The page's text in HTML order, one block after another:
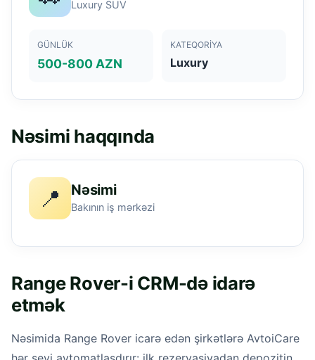
Luxury SUV
GÜNLÜK
500-800 AZN
KATEQORIYA
Luxury
Nəsimi haqqında
📍 Nəsimi
Bakının iş mərkəzi
Range Rover-i CRM-də idarə
etmək
Nəsimida Range Rover icarə edən şirkətlərə AvtoiCare